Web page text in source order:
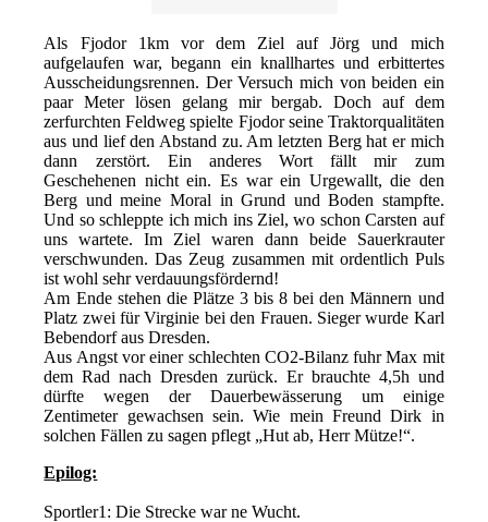
Als Fjodor 1km vor dem Ziel auf Jörg und mich
aufgelaufen war, begann ein knallhartes und erbittertes
Ausscheidungsrennen. Der Versuch mich von beiden ein
paar Meter lösen gelang mir bergab. Doch auf dem
zerfurchten Feldweg spielte Fjodor seine Traktorqualitäten
aus und lief den Abstand zu. Am letzten Berg hat er mich
dann zerstört. Ein anderes Wort fällt mir zum
Geschehenen nicht ein. Es war ein Urgewallt, die den
Berg und meine Moral in Grund und Boden stampfte.
Und so schleppte ich mich ins Ziel, wo schon Carsten auf
uns wartete. Im Ziel waren dann beide Sauerkrauter
verschwunden. Das Zeug zusammen mit ordentlich Puls
ist wohl sehr verdauungsfördernd!
Am Ende stehen die Plätze 3 bis 8 bei den Männern und
Platz zwei für Virginie bei den Frauen. Sieger wurde Karl
Bebendorf aus Dresden.
Aus Angst vor einer schlechten CO2-Bilanz fuhr Max mit
dem Rad nach Dresden zurück. Er brauchte 4,5h und
dürfte wegen der Dauerbewässerung um einige
Zentimeter gewachsen sein. Wie mein Freund Dirk in
solchen Fällen zu sagen pflegt „Hut ab, Herr Mütze!“.
Epilog:
Sportler1: Die Strecke war ne Wucht.